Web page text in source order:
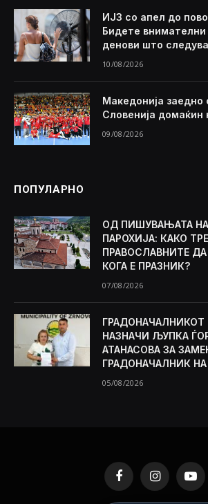
ИЈЗ со апел до
Бидете внимателни
денови што
10/08/2026
Македонија заедно
Словенија домаќин
09/08/2026
ПОПУЛАРНО
ОД ПИШУВАЊАТА
ПАРОХИЈА: КАКО
ПРАВОСЛАВНИТЕ
КОГА Е ПРАЗНИК?
07/08/2026
ГРАДОНАЧАЛНИКОТ
НАЗНАЧИ ЉУПКА
АТАНАСОВА ЗА
ГРАДОНАЧАЛНИК
05/08/2026
FacebookInstagram